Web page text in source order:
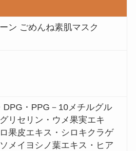
ン ごめんね素肌マスク
DPG・PPG－10メチルグル
リセリン・ウメ果実エキ
果皮エキス・シロキクラゲ
メイヨシノ葉エキス・ヒア